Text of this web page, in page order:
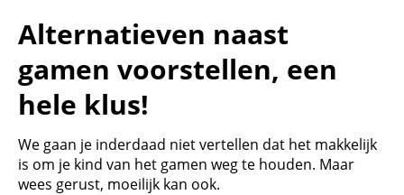
Alternatieven naast
gamen voorstellen, een
hele klus!
We gaan je inderdaad niet vertellen dat het makkelijk
is om je kind van het gamen weg te houden. Maar
wees gerust, moeilijk kan ook.